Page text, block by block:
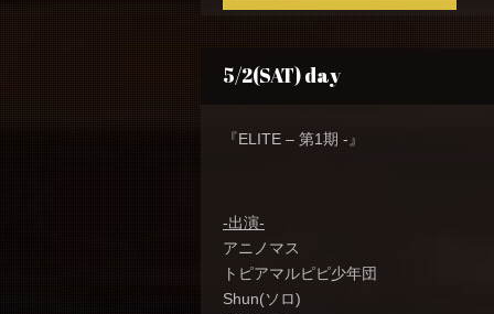
5/2(SAT) day
『ELITE – 第1期 -』
-出演-
アニノマス
トピアマルピピ少年団
Shun(ソロ)